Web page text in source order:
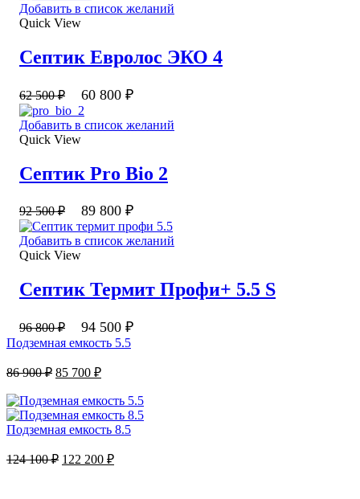
Добавить в список желаний
Quick View
Септик Евролос ЭКО 4
62 500₽ 60 800 ₽
Добавить в список желаний
Quick View
Септик Pro Bio 2
92 500₽ 89 800 ₽
Добавить в список желаний
Quick View
Септик Термит Профи+ 5.5 S
96 800₽ 94 500 ₽
Подземная емкость 5.5
86 900₽ 85 700 ₽
Подземная емкость 8.5
124 100₽ 122 200 ₽